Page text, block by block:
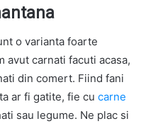
o varianta foarte
avut carnati facuti acasa,
din comert. Fiind fani
ar fi gatite, fie cu carne
sau legume. Ne plac si